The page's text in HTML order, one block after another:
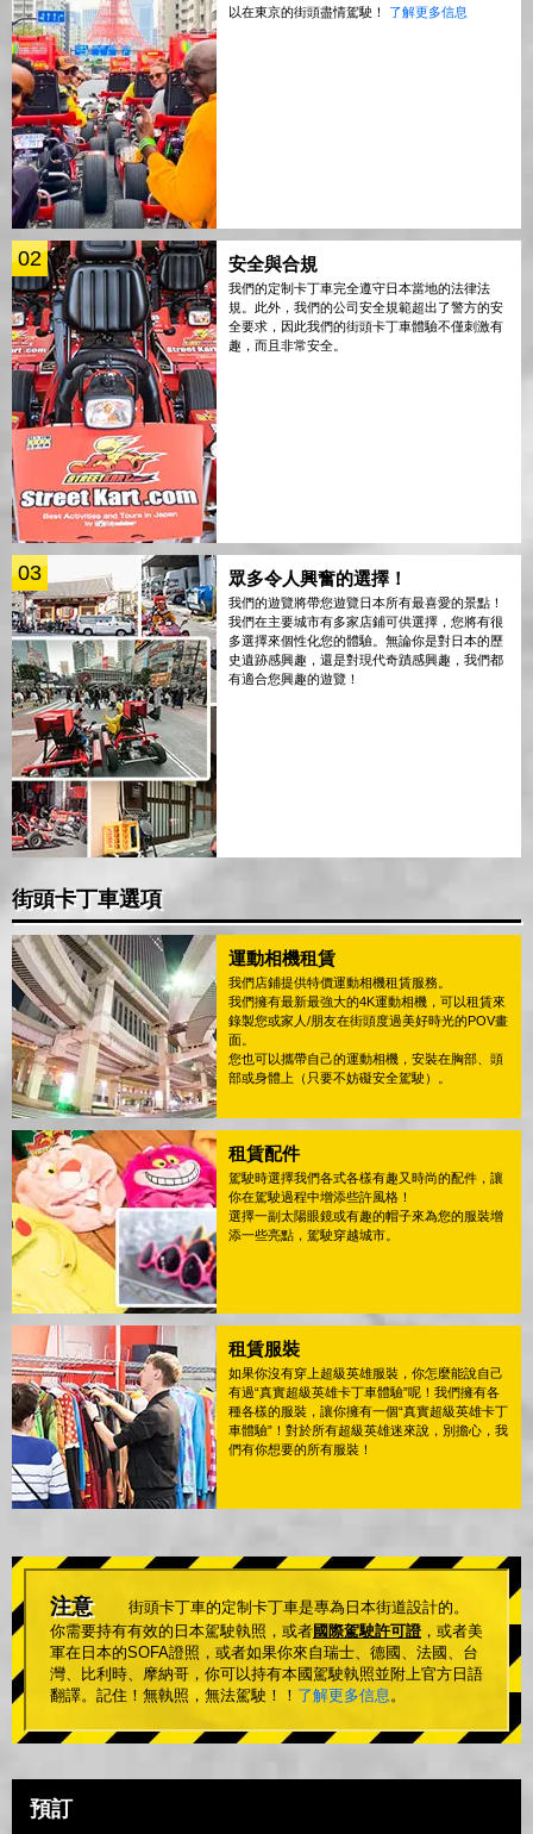
以在東京的街頭盡情駕駛！ 了解更多信息
02 安全與合規
我們的定制卡丁車完全遵守日本當地的法律法
規。此外，我們的公司安全規範超出了警方的安
全要求，因此我們的街頭卡丁車體驗不僅刺激有
趣，而且非常安全。
03 眾多令人興奮的選擇！
我們的遊覽將帶您遊覽日本所有最喜愛的景點！
我們在主要城市有多家店鋪可供選擇，您將有很
多選擇來個性化您的體驗。無論你是對日本的歷
史遺跡感興趣，還是對現代奇蹟感興趣，我們都
有適合您興趣的遊覽！
街頭卡丁車選項
運動相機租賃
我們店鋪提供特價運動相機租賃服務。
我們擁有最新最強大的4K運動相機，可以租賃來
錄製您或家人/朋友在街頭度過美好時光的POV畫
面。
您也可以攜帶自己的運動相機，安裝在胸部、頭
部或身體上（只要不妨礙安全駕駛）。
租賃配件
駕駛時選擇我們各式各樣有趣又時尚的配件，讓
你在駕駛過程中增添些許風格！
選擇一副太陽眼鏡或有趣的帽子來為您的服裝增
添一些亮點，駕駛穿越城市。
租賃服裝
如果你沒有穿上超級英雄服裝，你怎麼能說自己
有過“真實超級英雄卡丁車體驗”呢！我們擁有各
種各樣的服裝，讓你擁有一個“真實超級英雄卡丁
車體驗”！對於所有超級英雄迷來說，別擔心，我
們有你想要的所有服裝！
注意
街頭卡丁車的定制卡丁車是專為日本街道設計的。
你需要持有有效的日本駕駛執照，或者國際駕駛許可證 ，或者美
軍在日本的SOFA證照，或者如果你來自瑞士、德國、法國、台
灣、比利時、摩納哥，你可以持有本國駕駛執照並附上官方日語
翻譯。記住！無執照，無法駕駛！！ 了解更多信息。
預訂